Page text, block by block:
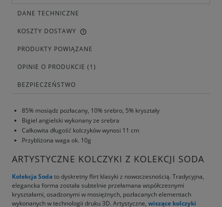
DANE TECHNICZNE
KOSZTY DOSTAWY
PRODUKTY POWIĄZANE
OPINIE O PRODUKCIE (1)
BEZPIECZEŃSTWO
85% mosiądz pozłacany, 10% srebro, 5% kryształy
Bigiel angielski wykonany ze srebra
Całkowita długość kolczyków wynosi 11 cm
Przybliżona waga ok. 10g
ARTYSTYCZNE KOLCZYKI Z KOLEKCJI SODA
Kolekcja Sodato dyskretny flirt klasyki z nowoczesnością. Tradycyjna,
elegancka forma została subtelnie przełamana współczesnymi
kryształami, osadzonymi w mosiężnych, pozłacanych elementach
wykonanych w technologii druku 3D. Artystyczne, wiszące kolczyki